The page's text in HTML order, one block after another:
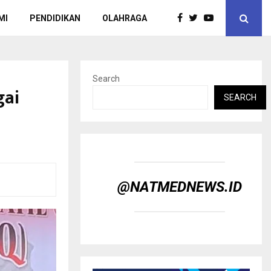
PENDIDIKAN OLAHRAGA
Search
SEARCH
@NATMEDNEWS.ID